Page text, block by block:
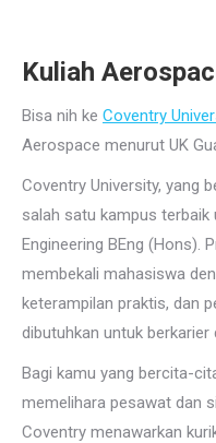
Kuliah
Bisa nih ke Coventry
Aerospace menurut UK
Coventry University, yang
salah satu kampus
Engineering BEng (Hons).
membekali mahasiswa
keterampilan praktis, dan
dibutuhkan untuk
Bagi kamu yang bercita-
memelihara pesawat dan
Coventry menawarkan